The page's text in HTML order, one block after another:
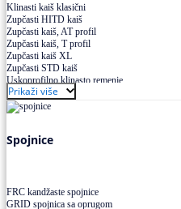
Klinasti kaiš klasični
Zupčasti HITD kaiš
Zupčasti kaiš, AT profil
Zupčasti kaiš, T profil
Zupčasti kaiš XL
Zupčasti STD kaiš
Uskoprofilno klinasto remenje
Uskoprofilno klinasto remenje spojeno
Uskoprofilno klinasto remenje XP extra power
Višekanalno remenje PJ,PK
Prikaži više
Spojnice
FRC kandžaste spojnice
GRID spojnica sa oprugom